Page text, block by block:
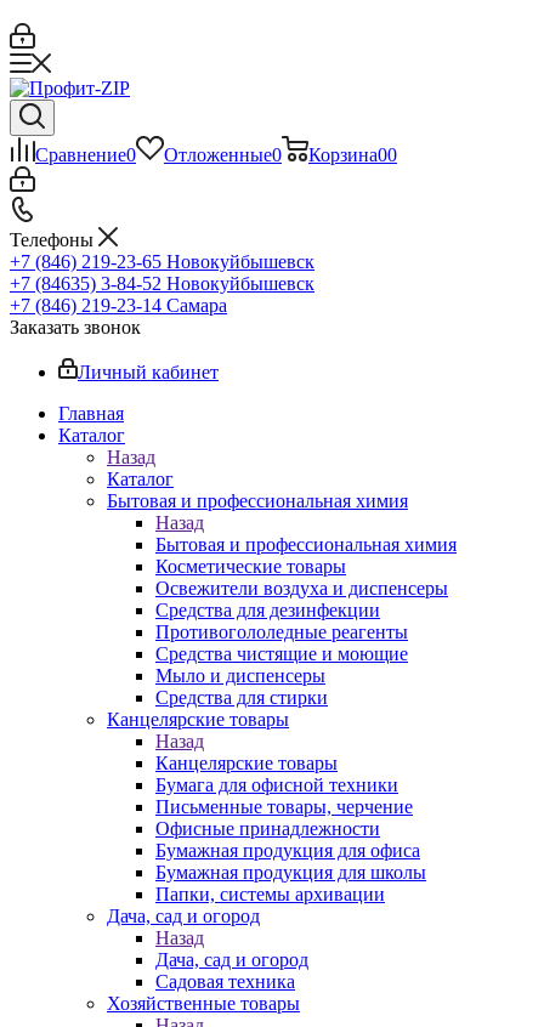
Сравнение0 Отложенные0 Корзина00
Телефоны
+7 (846) 219-23-65 Новокуйбышевск
+7 (84635) 3-84-52 Новокуйбышевск
+7 (846) 219-23-14 Самара
Заказать звонок
Личный кабинет
Главная
Каталог
Назад
Каталог
Бытовая и профессиональная химия
Назад
Бытовая и профессиональная химия
Косметические товары
Освежители воздуха и диспенсеры
Средства для дезинфекции
Противогололедные реагенты
Средства чистящие и моющие
Мыло и диспенсеры
Средства для стирки
Канцелярские товары
Назад
Канцелярские товары
Бумага для офисной техники
Письменные товары, черчение
Офисные принадлежности
Бумажная продукция для офиса
Бумажная продукция для школы
Папки, системы архивации
Дача, сад и огород
Назад
Дача, сад и огород
Садовая техника
Хозяйственные товары